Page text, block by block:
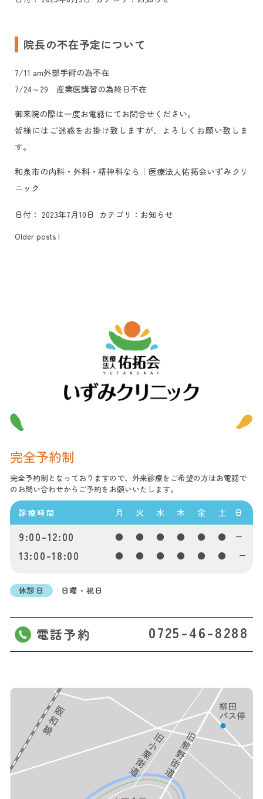
院長の不在予定について
7/11 am外部手術の為不在
7/24～29 産業医講習の為終日不在
御来院の際は一度お電話にてお問合せください。
皆様にはご迷惑をお掛け致しますが、よろしくお願い致しま
す。
和泉市の内科・外科・精神科なら｜医療法人佑拓会いずみクリ
ニック
日付： 2023年7月10日 カテゴリ： お知らせ
Older posts |
完全予約制
完全予約制となっておりますので、外来診療をご希望の方はお電話で
のお問い合わせからご予約をお願いいたします。
診療時間 月 火 水 木 金 土 日
9:00-12:00 ● ● ● ● ● ● ー
13:00-18:00 ● ● ● ● ● ● ー
休診日 日曜・祝日
電話予約 0725-46-8288